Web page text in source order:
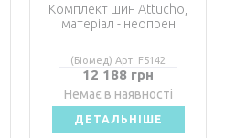
Комплект шин Attucho,
матеріал - неопрен
(Біомед) Арт: F5142
12 188 грн
Немає в наявності
ДЕТАЛЬНІШЕ